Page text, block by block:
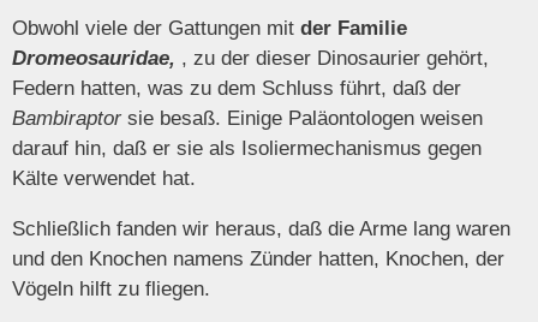
Obwohl viele der Gattungen mit der Familie
Dromeosauridae, , zu der dieser Dinosaurier gehört,
Federn hatten, was zu dem Schluss führt, daß der
Bambiraptor sie besaß. Einige Paläontologen weisen
darauf hin, daß er sie als Isoliermechanismus gegen
Kälte verwendet hat.
Schließlich fanden wir heraus, daß die Arme lang waren
und den Knochen namens Zünder hatten, Knochen, der
Vögeln hilft zu fliegen.